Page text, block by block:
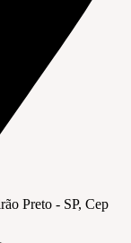
Preto - SP, Cep